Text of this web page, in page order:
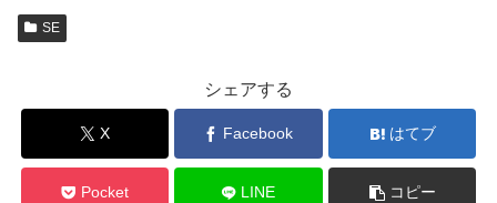
SE
シェアする
X Facebook はてブ
Pocket LINE コピー